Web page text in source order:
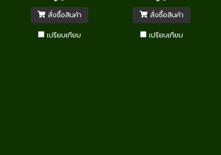
สั่งซื้อสินค้า
เปรียบเทียบ
สั่งซื้อสินค้า
เปรียบเทียบ